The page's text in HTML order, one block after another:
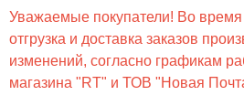
Уважаемые покупатели! Во
отгрузка и доставка заказов
изменений, согласно графикам
магазина "RT" и ТОВ "Новая